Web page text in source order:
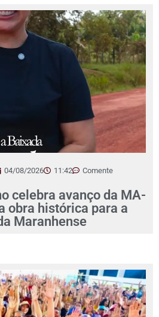
04/08/2026 11:42 Comente
celebra avanço da MA-
obra histórica para a
Maranhense